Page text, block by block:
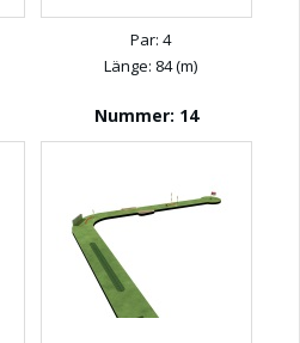
Par: 4
Länge: 84 (m)
Nummer: 14